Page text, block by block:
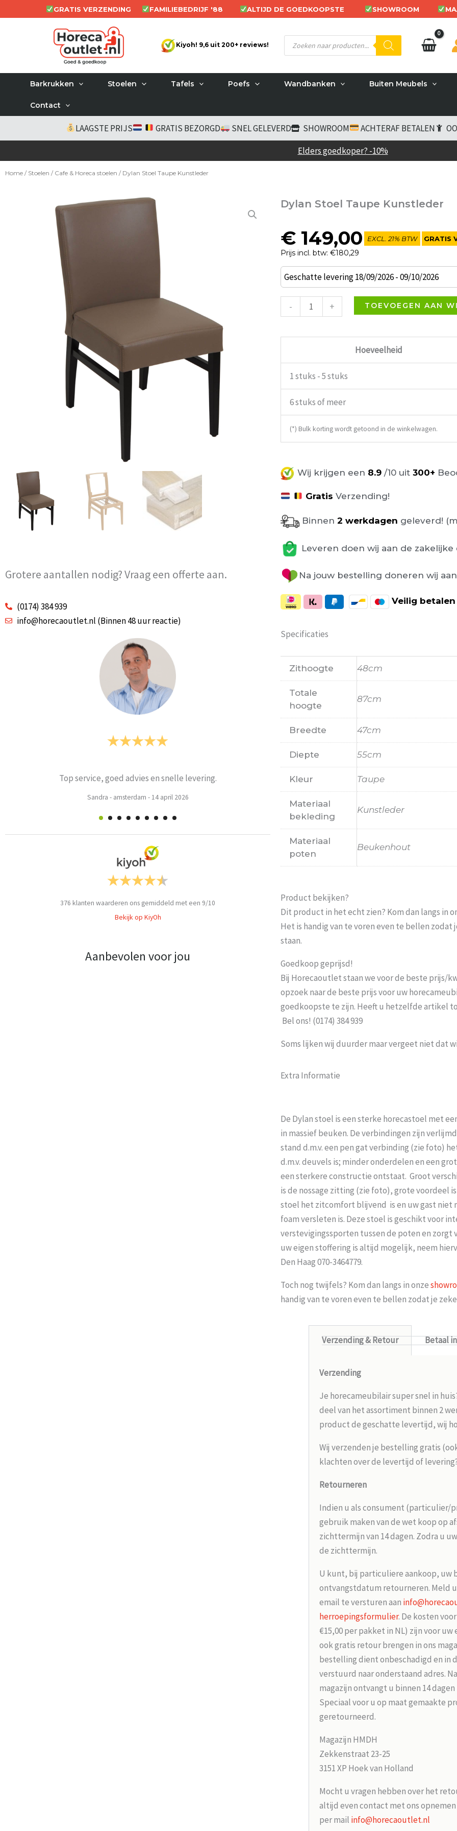
naar
GRATIS VERZENDING FAMILIEBEDRIJF '88 ALTIJD DE GOEDKOOPSTE SHOWROOM
Kiyoh! 9,6 uit 200+ reviews!
Producten
zoeken
Barkrukken Stoelen Tafels Poefs Wandbanken Buiten Meubels
Contact
LAAGSTE PRIJS GRATIS BEZORGD SNEL GELEVERD SHOWROOM ACHTERAF BETALEN
Elders goedkoper? -10%
Home / Stoelen / Cafe & Horeca stoelen / Dylan Stoel Taupe Kunstleder
Grotere aantallen nodig? Vraag een offerte aan.
(0174) 384 939
info@horecaoutlet.nl (Binnen 48 uur reactie)
Prima
Weets mieke -Turnhout-3 maart 2026
Probeer het nog sneller te laten bezorgen Nu
moeten wachten En pakketdienst DHL moet
Eric- Zwijndrecht
376 klanten waarderen ons gemiddeld met een 9/10
Bekijk op KiyOh
Aanbevolen voor jou
Dylan Stoel Taupe Kunstleder
€ 149,00
Prijs incl. btw: €180,29
EXCL. 21% BTW GRATIS
Geschatte levering 18/09/2026 - 09/10/2026
-
Dylan
Stoel
Kunstleder
+ TOEVOEGEN AAN
Hoeveelheid
1 stuks - 5 stuks
6 stuks of meer
(*) Bulk korting wordt getoond in de winkelwagen.
Wij krijgen een 8.9 /10 uit 300+
Gratis Verzending!
Binnen 2 werkdagen geleverd!
Leveren doen wij aan de
Na jouw bestelling doneren wij
Veilig betalen
Specificaties
Zithoogte 48cm
Totale
hoogte
87cm
Breedte 47cm
Diepte 55cm
Kleur Taupe
Materiaal
bekleding
Kunstleder
Materiaal
poten
Beukenhout
Product bekijken?
Dit product in het echt zien? Kom dan langs in
Het is handig van te voren even te bellen
staan.
Goedkoop geprijsd!
Bij Horecaoutlet staan we voor de beste prijs/
opzoek naar de beste prijs voor uw
goedkoopste te zijn. Heeft u hetzelfde artikel
Bel ons! (0174) 384 939
Soms lijken wij duurder maar vergeet niet dat
Extra Informatie
De Dylan stoel is een sterke horecastoel met
in massief beuken. De verbindingen zijn
stand d.m.v. een pen gat verbinding (zie foto)
d.m.v. deuvels is; minder onderdelen en een
een sterkere constructie ontstaat. Groot
is de nossage zitting (zie foto), grote voordeel
stoel het zitcomfort blijvend is en uw gast niet
foam versleten is. Deze stoel is geschikt voor
verstevigingssporten tussen de poten en zorgt
uw eigen stoffering is altijd mogelijk, neem
Den Haag 070-3464779.
Toch nog twijfels? Kom dan langs in onze
handig van te voren even te bellen zodat je
Verzending & Retour Betaal
Verzending
Je horecameubilair super snel in
deel van het assortiment binnen 2
product de geschatte levertijd, wij
Wij verzenden je bestelling gratis
klachten over de levertijd of
Retourneren
Indien u als consument (particulier/
gebruik maken van de wet koop op
zichttermijn van 14 dagen. Zodra u
de zichttermijn.
U kunt, bij particuliere aankoop, uw
ontvangstdatum retourneren. Meld
email te versturen aan
herroepingsformulier. De kosten
€15,00 per pakket in NL) zijn voor
ook gratis retour brengen in ons
bestelling dient onbeschadigd en in
verstuurd naar onderstaand adres.
magazijn ontvangt u binnen 14
Speciaal voor u op maat gemaakte
geretourneerd.
Magazijn HMDH
Zekkenstraat 23-25
3151 XP Hoek van Holland
Mocht u vragen hebben over het
altijd even contact met ons
per mail info@horecaoutlet.nl